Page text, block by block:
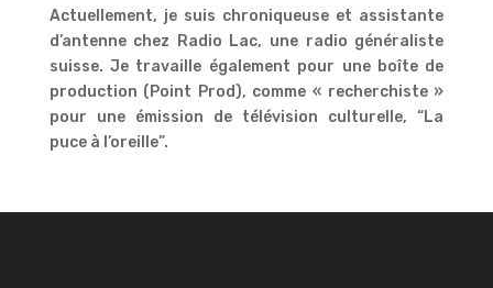
Actuellement, je suis chroniqueuse et assistante
d’antenne chez Radio Lac, une radio généraliste
suisse. Je travaille également pour une boîte de
production (Point Prod), comme « recherchiste »
pour une émission de télévision culturelle, “La
puce à l’oreille”.